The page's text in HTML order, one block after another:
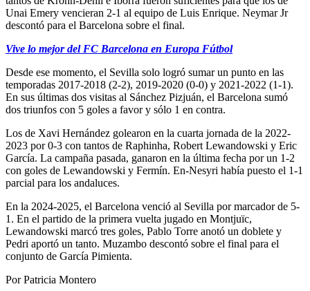
Unai Emery vencieran 2-1 al equipo de Luis Enrique. Neymar Jr
descontó para el Barcelona sobre el final.
Vive lo mejor del FC Barcelona en Europa Fútbol
Desde ese momento, el Sevilla solo logró sumar un punto en las
temporadas 2017-2018 (2-2), 2019-2020 (0-0) y 2021-2022 (1-1).
En sus últimas dos visitas al Sánchez Pizjuán, el Barcelona sumó
dos triunfos con 5 goles a favor y sólo 1 en contra.
Los de Xavi Hernández golearon en la cuarta jornada de la 2022-
2023 por 0-3 con tantos de Raphinha, Robert Lewandowski y Eric
García. La campaña pasada, ganaron en la última fecha por un 1-2
con goles de Lewandowski y Fermín. En-Nesyri había puesto el 1-1
parcial para los andaluces.
En la 2024-2025, el Barcelona venció al Sevilla por marcador de 5-
1. En el partido de la primera vuelta jugado en Montjuïc,
Lewandowski marcó tres goles, Pablo Torre anotó un doblete y
Pedri aportó un tanto. Muzambo descontó sobre el final para el
conjunto de García Pimienta.
Por Patricia Montero